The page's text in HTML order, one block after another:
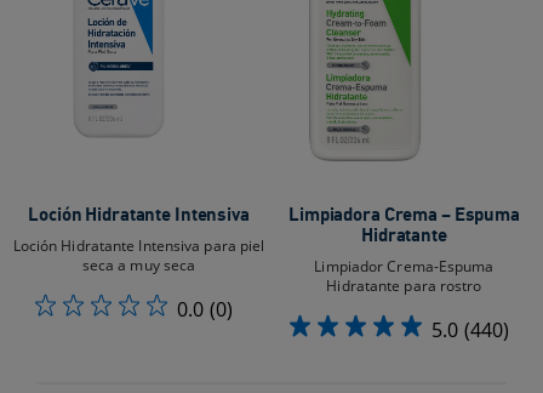
Loción Hidratante Intensiva
Loción Hidratante Intensiva para piel
seca a muy seca
0.0 (0)
Limpiadora Crema – Espuma
Hidratante
Limpiador Crema-Espuma
Hidratante para rostro​
5.0 (440)